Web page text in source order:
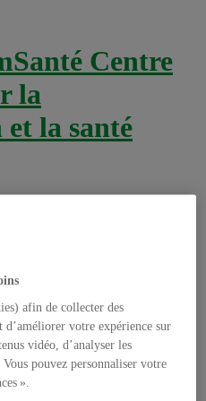
Centre
la
la santé
afin de collecter des
votre expérience sur
vidéo, d’analyser les
pouvez personnaliser votre
».